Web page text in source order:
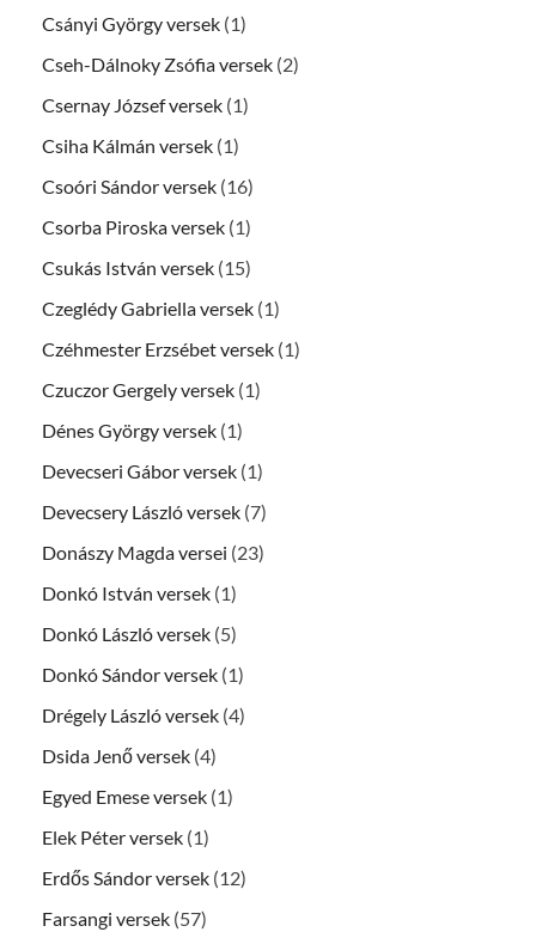
Csányi György versek (1)
Cseh-Dálnoky Zsófia versek (2)
Csernay József versek (1)
Csiha Kálmán versek (1)
Csoóri Sándor versek (16)
Csorba Piroska versek (1)
Csukás István versek (15)
Czeglédy Gabriella versek (1)
Czéhmester Erzsébet versek (1)
Czuczor Gergely versek (1)
Dénes György versek (1)
Devecseri Gábor versek (1)
Devecsery László versek (7)
Donászy Magda versei (23)
Donkó István versek (1)
Donkó László versek (5)
Donkó Sándor versek (1)
Drégely László versek (4)
Dsida Jenő versek (4)
Egyed Emese versek (1)
Elek Péter versek (1)
Erdős Sándor versek (12)
Farsangi versek (57)